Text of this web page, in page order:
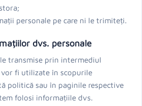
personale pe care ni le trimiteți.
dvs. personale
transmise prin intermediul
fi utilizate în scopurile
politică sau în paginile respective
folosi informațiile dvs.